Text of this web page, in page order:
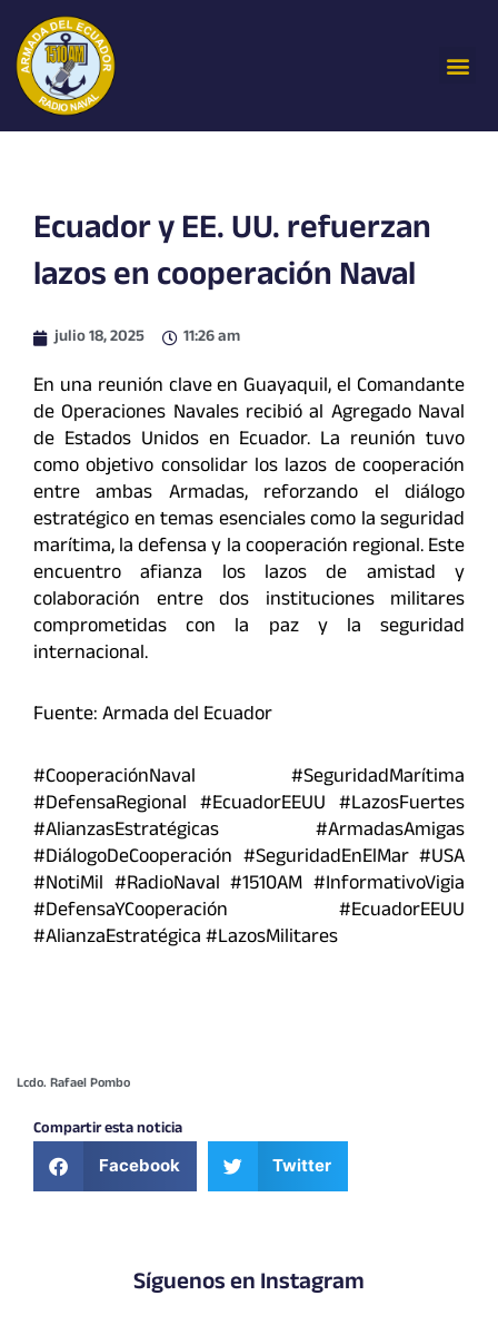
contenido
Ecuador y EE. UU. refuerzan
lazos en cooperación Naval
julio 18, 2025 11:26 am
En una reunión clave en Guayaquil, el Comandante
de Operaciones Navales recibió al Agregado Naval
de Estados Unidos en Ecuador. La reunión tuvo
como objetivo consolidar los lazos de cooperación
entre ambas Armadas, reforzando el diálogo
estratégico en temas esenciales como la seguridad
marítima, la defensa y la cooperación regional. Este
encuentro afianza los lazos de amistad y
colaboración entre dos instituciones militares
comprometidas con la paz y la seguridad
internacional.
Fuente: Armada del Ecuador
#CooperaciónNaval #SeguridadMarítima
#DefensaRegional #EcuadorEEUU #LazosFuertes
#AlianzasEstratégicas #ArmadasAmigas
#DiálogoDeCooperación #SeguridadEnElMar #USA
#NotiMil #RadioNaval #1510AM #InformativoVigia
#DefensaYCooperación #EcuadorEEUU
#AlianzaEstratégica #LazosMilitares
Lcdo. Rafael Pombo
Compartir esta noticia
Facebook Twitter
Síguenos en Instagram